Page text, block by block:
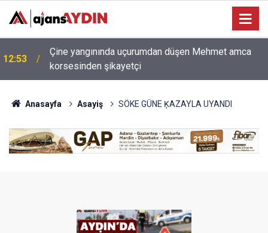
12:44
Nazilli ilçe başkanı Naim Atmaca acil ameliyata
alındı
Anasayfa Asayiş SÖKE GÜNE ĶAZAYLA UYANDI